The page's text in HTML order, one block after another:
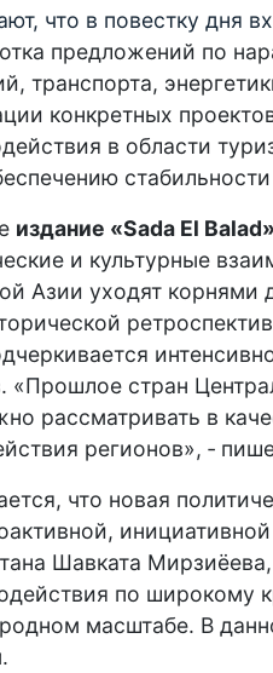
что в повестку дня
предложений по
транспорта,
конкретных
в области
издание «Sada El Balad»
и культурные
Азии уходят корнями
«Прошлое стран
рассматривать в
регионов», ‑
что новая
Шавката
по широкому
масштабе. В